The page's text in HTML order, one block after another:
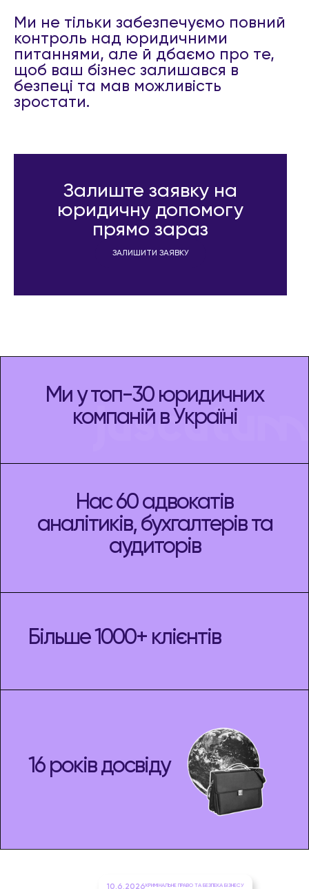
Ми не тільки забезпечуємо повний
контроль над юридичними
питаннями, але й дбаємо про те,
щоб ваш бізнес залишався в
безпеці та мав можливість
зростати.
Залиште заявку на
юридичну допомогу
прямо зараз
ЗАЛИШИТИ ЗАЯВКУ
Ми у топ-30 юридичних
компаній в Україні
Нас 60 адвокатів
аналітиків, бухгалтерів та
аудиторів
Більше 1000+ клієнтів
16 років досвіду
10.6.2026 КРИМІНАЛЬНЕ ПРАВО ТА БЕЗПЕКА БІЗНЕСУ